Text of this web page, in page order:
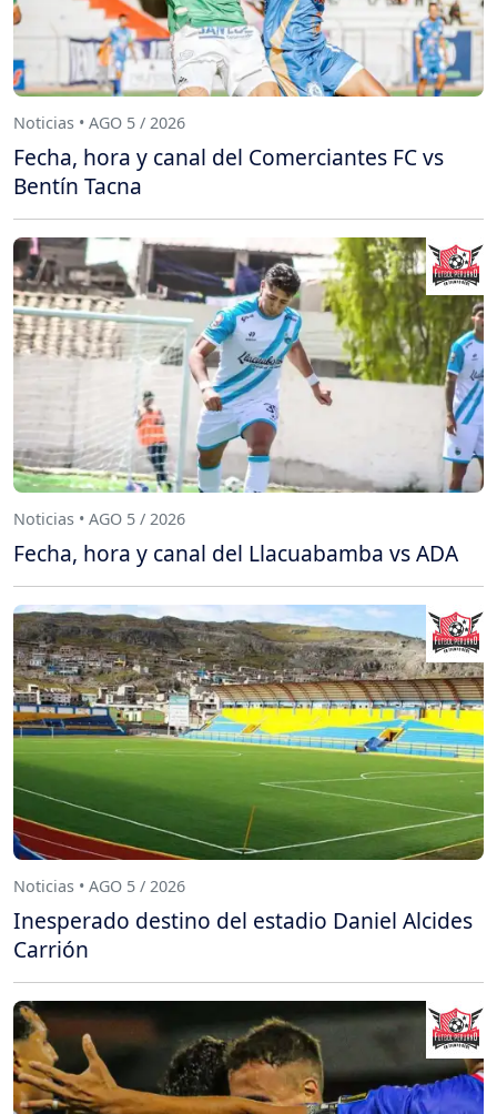
Noticias • AGO 5 / 2026
Fecha, hora y canal del Comerciantes FC vs
Bentín Tacna
Noticias • AGO 5 / 2026
Fecha, hora y canal del Llacuabamba vs ADA
Noticias • AGO 5 / 2026
Inesperado destino del estadio Daniel Alcides
Carrión